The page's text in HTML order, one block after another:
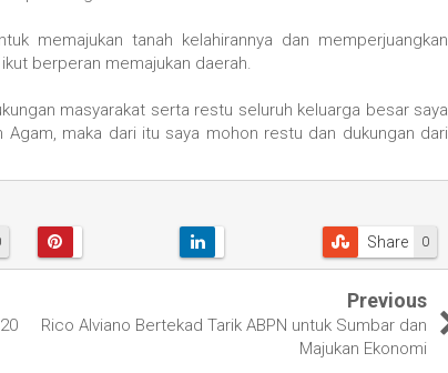
memajukan tanah kelahirannya dan memperjuangkan
berperan memajukan daerah.
masyarakat serta restu seluruh keluarga besar saya
maka dari itu saya mohon restu dan dukungan dari
0
Share
Previous
Rico Alviano Bertekad Tarik ABPN untuk Sumbar dan
Majukan Ekonomi